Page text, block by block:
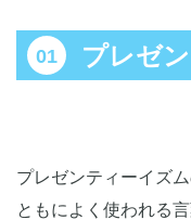
プレゼンティ
プレゼンティー
②月経不順・
③メンタル不調
プレゼ
プレゼンティーイズ
ともによく使われる